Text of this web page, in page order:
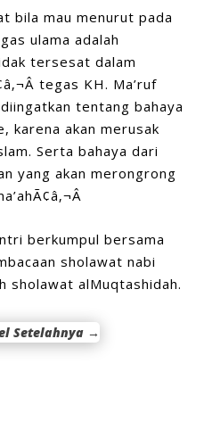
bila mau menurut pada
ulama adalah
tersesat dalam
tegas KH. Ma’ruf
tentang bahaya
karena akan merusak
Serta bahaya dari
yang akan merongrong
berkumpul bersama
sholawat nabi
sholawat alMuqtashidah.
Setelahnya →